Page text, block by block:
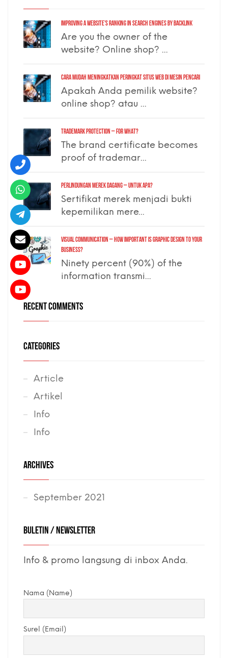
Improving a Website’s Ranking in Search Engines by Backlink
Are you the owner of the
website? Online shop? ...
Cara Mudah Meningkatkan Peringkat Situs Web di Mesin Pencari
Apakah Anda pemilik website?
online shop? atau ...
TRADEMARK PROTECTION – for what?
The brand certificate becomes
proof of trademar...
PERLINDUNGAN MEREK DAGANG – untuk apa?
Sertifikat merek menjadi bukti
kepemilikan mere...
VISUAL COMMUNICATION – how important is graphic design to your
business?
Ninety percent (90%) of the
information transmi...
RECENT COMMENTS
CATEGORIES
Article
Artikel
Info
Info
ARCHIVES
September 2021
BULETIN / NEWSLETTER
Info & promo langsung di inbox Anda.
Nama (Name)
Surel (Email)